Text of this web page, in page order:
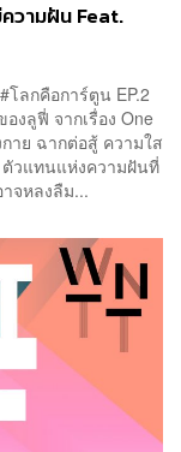
วามฝัน Feat.
ลกคือการ์ตูน EP.2
งลูฟี่ จากเรื่อง One
าย ฉากต่อสู้ ความใส
วแทนแห่งความฝันที่
จหลงลืม...